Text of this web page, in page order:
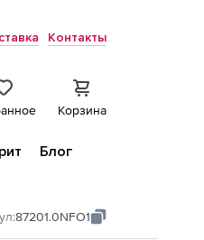
Контакты
Корзина
Блог
87201.0NFO1